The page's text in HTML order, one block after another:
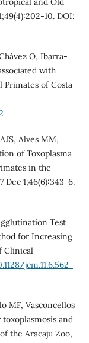
10. DOI:
O, Ibarra-
with
Primates of Costa
Alves MM,
of Toxoplasma
in the
Dec 1;46(6):343-6.
Test
for Increasing
Clinical
jcm.11.6.562-
MF, Vasconcellos
and
the Aracaju Zoo,